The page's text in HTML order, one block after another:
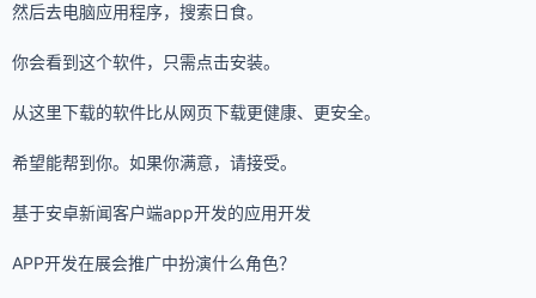
然后去电脑应用程序，搜索日食。
你会看到这个软件，只需点击安装。
从这里下载的软件比从网页下载更健康、更安全。
希望能帮到你。如果你满意，请接受。
基于安卓新闻客户端app开发的应用开发
APP开发在展会推广中扮演什么角色？